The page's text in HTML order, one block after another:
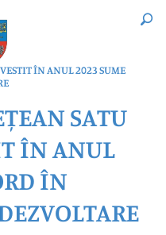
ÎN ANUL 2023 SUME
SATU
ÎN ANUL
ÎN